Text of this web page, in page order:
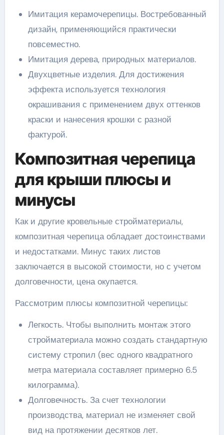
Имитация керамочерепицы. Востребованный
дизайн, применяющийся практически
повсеместно.
Имитация дерева, природных материалов.
Двухцветные изделия. Для достижения
эффекта используется технология
окрашивания с применением двух оттенков
краски и нанесения крошки с разной
фактурой.
Композитная черепица
для крыши плюсы и
минусы
Как и другие кровельные стройматериалы,
композитная черепица обладает достоинствами
и недостатками. Минус таких листов
заключается в высокой стоимости, но с учетом
долговечности, цена окупается.
Рассмотрим плюсы композитной черепицы:
Легкость. Чтобы выполнить монтаж этого
стройматериала можно создать стандартную
систему стропил (вес одного квадратного
метра материала составляет примерно 6.5
килограмма).
Долговечность. За счет технологии
производства, материал не изменяет свой
вид на протяжении десятков лет.